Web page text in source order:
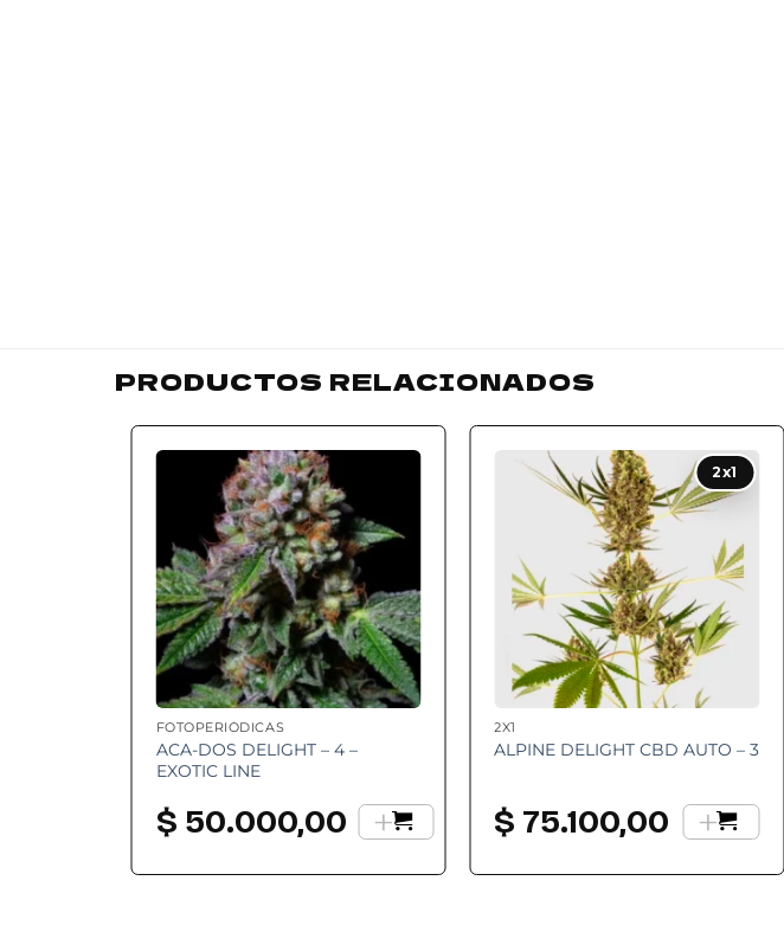
PRODUCTOS RELACIONADOS
FOTOPERIÓDICAS
ACA-DOS DELIGHT – 4 –
EXOTIC LINE
$ 50.000,00 +
2x1
Add to
wishlist
2X1
ALPINE DELIGHT CBD AUTO – 3
$ 75.100,00 +